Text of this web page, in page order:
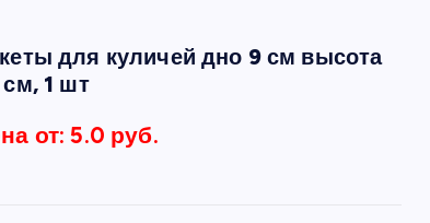
для куличей дно 9 см высота
1 шт
от: 5.0 руб.